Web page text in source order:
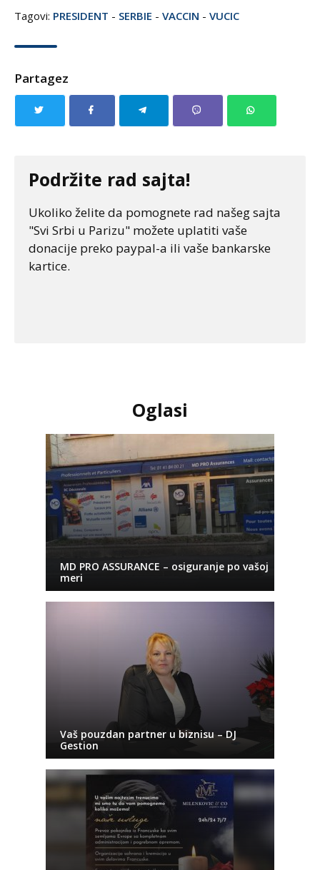
Tagovi: PRESIDENT - SERBIE - VACCIN - VUCIC
Partagez
Podržite rad sajta!
Ukoliko želite da pomognete rad našeg sajta
"Svi Srbi u Parizu" možete uplatiti vaše
donacije preko paypal-a ili vaše bankarske
kartice.
Oglasi
MD PRO ASSURANCE – osiguranje po vašoj
meri
Vaš pouzdan partner u biznisu – DJ
Gestion